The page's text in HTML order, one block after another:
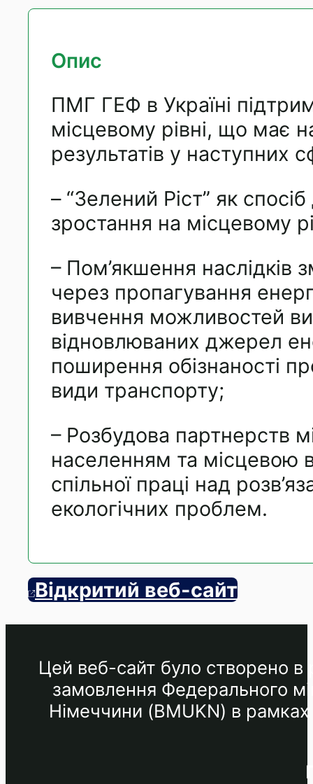
Опис
ПМГ ГЕФ в Україні
місцевому рівні, що має
результатів у наступних
– “Зелений Ріст” як
зростання на місцевому
– Пом’якшення наслідків
через пропагування
вивчення можливостей
відновлюваних джерел
поширення обізнаності
види транспорту;
– Розбудова партнерств
населенням та місцевою
спільної праці над
екологічних проблем.
Відкритий веб-сайт
Цей веб-сайт було створено в
замовлення Федерального
Німеччини (BMUKN) в рамках